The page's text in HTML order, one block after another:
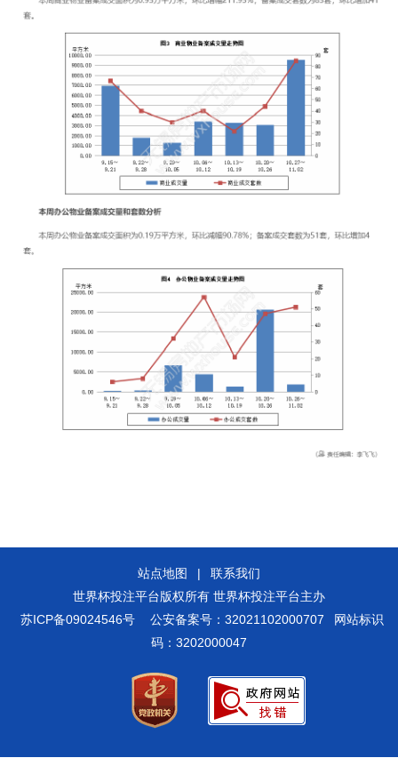
站点地图 |
联系我们
世界杯投注平台版权所有 世界杯投注平台主办
苏ICP备09024546号
公安备案号：32021102000707
网站标识
码：3202000047